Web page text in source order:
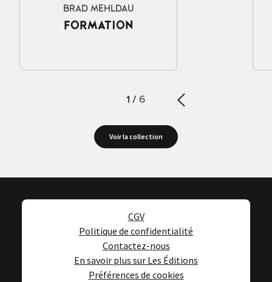
BRAD MEHLDAU
FORMATION
1 / 6
Voir la collection
CGV
Politique de confidentialité
Contactez-nous
En savoir plus sur Les Éditions
Préférences de cookies